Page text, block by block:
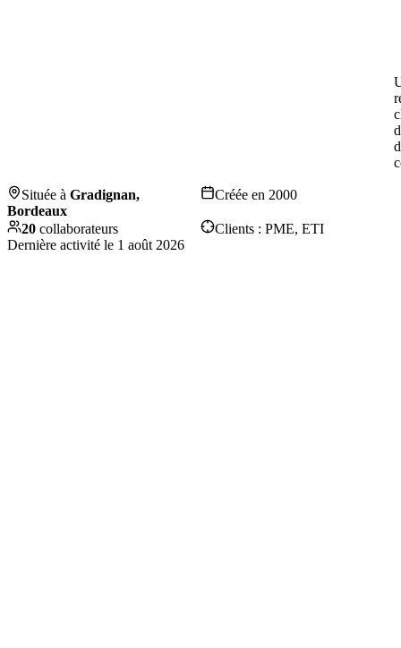
Située à Gradignan,
Bordeaux
Créée en 2000
20 collaborateurs Clients : PME, ETI
Dernière activité le 1 août 2026